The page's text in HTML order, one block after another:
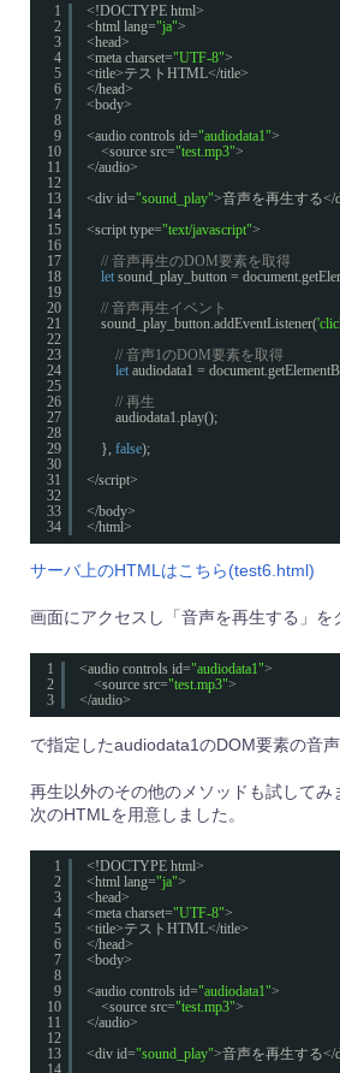
1
2
3
4
5
6
7
8
9
10
11
12
13
14
15
16
17
18
19
20
21
22
23
24
25
26
27
28
29
30
31
32
33
34
<!DOCTYPE html>
<html lang="ja">
<head>
<meta charset="UTF-8">
<title>テストHTML</title>
</head>
<body>
<audio controls id="audiodata1">
<source src="test.mp3">
</audio>
<div id="sound_play">音声を再生する</
<script type="text/javascript">
// 音声再生のDOM要素を取得
let sound_play_button =
// 音声再生イベント
sound_play_button.addEventListener(
// 音声1のDOM要素を取得
let audiodata1 =
// 再生
audiodata1.play();
}, false);
</script>
</body>
</html>
サーバ上のHTMLはこちら(test6.html)
画面にアクセスし「音声を再生する」を
1
2
3
<audio controls id="audiodata1">
<source src="test.mp3">
</audio>
で指定したaudiodata1のDOM要素の音声
再生以外のその他のメソッドも試してみ
次のHTMLを用意しました。
1
2
3
4
5
6
7
8
9
10
11
12
13
14
<!DOCTYPE html>
<html lang="ja">
<head>
<meta charset="UTF-8">
<title>テストHTML</title>
</head>
<body>
<audio controls id="audiodata1">
<source src="test.mp3">
</audio>
<div id="sound_play">音声を再生する</